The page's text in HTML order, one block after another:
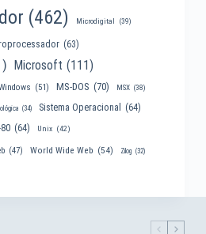
(462) Microdigital (39)
(63)
Microsoft (111)
(51) MS-DOS (70) MSX (38)
(34) Sistema Operacional (64)
(64) Unix (42)
(47) World Wide Web (54) Zilog (32)